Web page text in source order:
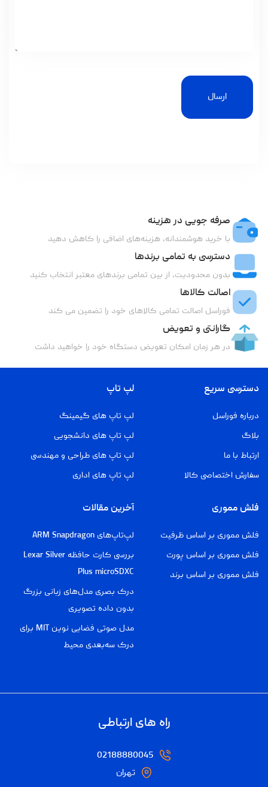
ارسال
صرفه جویی در هزینه
با خرید هوشمندانه، هزینه‌های اضافی را کاهش دهید
دسترسی به تمامی برندها
بدون محدودیت، از بین تمامی برندهای معتبر انتخاب کنید
اصالت کالاها
فوراسل اصالت تمامی کالاهای خود را تضمین می کند
گارانتی و تعویض
در هر زمان امکان تعویض دستگاه خود را خواهید داشت
دسترسی سریع
درباره فوراسل
بلاگ
ارتباط با ما
سفارش اختصاصی کالا
لپ تاپ
لپ تاپ های گیمینگ
لپ تاپ های دانشجویی
لپ تاپ های طراحی و مهندسی
لپ تاپ های اداری
فلش مموری
فلش مموری بر اساس ظرفیت
فلش مموری بر اساس پورت
فلش مموری بر اساس برند
آخرین مقالات
لپ‌تاپ‌های ARM Snapdragon
بررسی کارت حافظه Lexar Silver
Plus microSDXC
درک بصری مدل‌های زبانی بزرگ
بدون داده تصویری
مدل صوتی فضایی نوین MIT برای
درک سه‌بعدی محیط
راه های ارتباطی
02188880045
تهران